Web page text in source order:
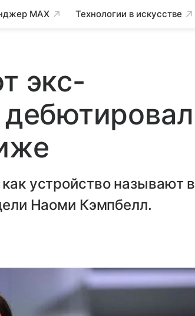
MAX Технологии в искусстве
экс-
устройство называют в
Наоми Кэмпбелл.